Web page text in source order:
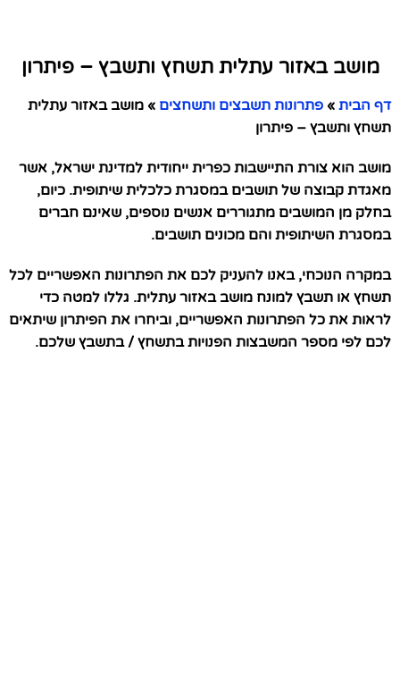
מושב באזור עתלית תשחץ ותשבץ – פיתרון
דף הבית » פתרונות תשבצים ותשחצים » מושב באזור עתלית
תשחץ ותשבץ – פיתרון
מושב הוא צורת התיישבות כפרית ייחודית למדינת ישראל, אשר
מאגדת קבוצה של תושבים במסגרת כלכלית שיתופית. כיום,
בחלק מן המושבים מתגוררים אנשים נוספים, שאינם חברים
במסגרת השיתופית והם מכונים תושבים.
במקרה הנוכחי, באנו להעניק לכם את הפתרונות האפשריים לכל
תשחץ או תשבץ למונח מושב באזור עתלית. גללו למטה כדי
לראות את כל הפתרונות האפשריים, וביחרו את הפיתרון שיתאים
לכם לפי מספר המשבצות הפנויות בתשחץ / בתשבץ שלכם.